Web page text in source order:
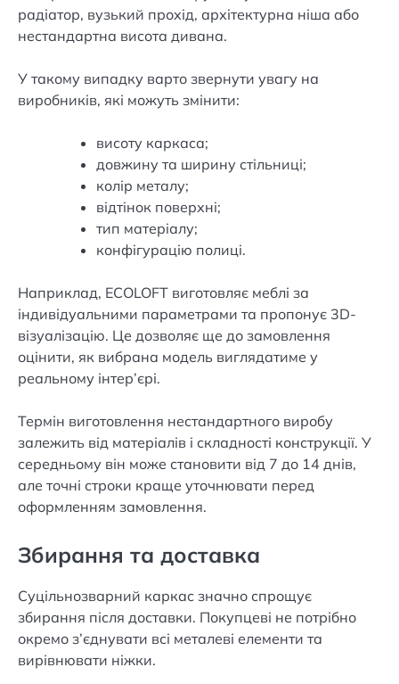
радіатор, вузький прохід, архітектурна ніша або
нестандартна висота дивана.
У такому випадку варто звернути увагу на
виробників, які можуть змінити:
висоту каркаса;
довжину та ширину стільниці;
колір металу;
відтінок поверхні;
тип матеріалу;
конфігурацію полиці.
Наприклад, ECOLOFT виготовляє меблі за
індивідуальними параметрами та пропонує 3D-
візуалізацію. Це дозволяє ще до замовлення
оцінити, як вибрана модель виглядатиме у
реальному інтер’єрі.
Термін виготовлення нестандартного виробу
залежить від матеріалів і складності конструкції. У
середньому він може становити від 7 до 14 днів,
але точні строки краще уточнювати перед
оформленням замовлення.
Збирання та доставка
Суцільнозварний каркас значно спрощує
збирання після доставки. Покупцеві не потрібно
окремо з’єднувати всі металеві елементи та
вирівнювати ніжки.